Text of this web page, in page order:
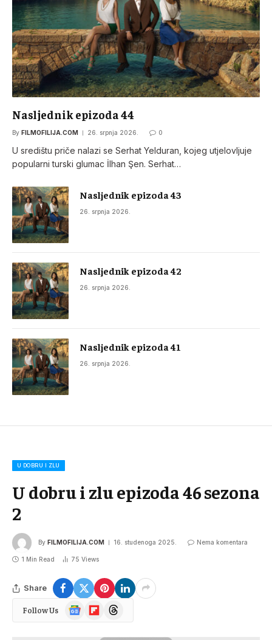
Nasljednik epizoda 44
By FILMOFILIJA.COM 26. srpnja 2026. 0
U središtu priče nalazi se Serhat Yelduran, kojeg utjelovljuje
popularni turski glumac İlhan Şen. Serhat…
Nasljednik epizoda 43
26. srpnja 2026.
Nasljednik epizoda 42
26. srpnja 2026.
Nasljednik epizoda 41
26. srpnja 2026.
U DOBRU I ZLU
U dobru i zlu epizoda 46 sezona
2
By FILMOFILIJA.COM 16. studenoga 2025. Nema komentara
1 Min Read 75 Views
Share
Follow Us
Google
News
FlipboardThreads